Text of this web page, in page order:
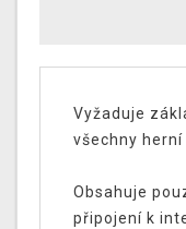
Vyžaduje
všechny
Obsahuje
připojení k